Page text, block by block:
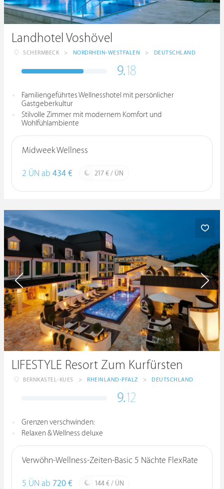
Landhotel Voshövel
SCHERMBECK > NORDRHEIN-WESTFALEN > DEUTSCHLAND
9.18
Familiengeführtes Wellnesshotel mit persönlicher
Gastgeberkultur
Stilvolle Zimmer mit modernem Komfort und
Wohlfühlambiente
Midweek Wellness
2 ÜN ab 434 € 217 € / ÜN
LIFESTYLE Resort Zum Kurfürsten
BERNKASTEL-KUES > RHEINLAND-PFALZ > DEUTSCHLAND
9.12
Grenzen verschwinden:
Relaxen & Wellness deluxe
Verwöhn-Wellness-Zeiten-Basic 5 Nächte FlexRate
5 ÜN ab 720 € 144 € / ÜN